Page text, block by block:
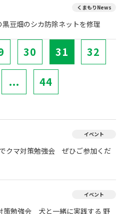
くまもりNews
豆畑のシカ防除ネットを修理
30 31 32
... 44
イベント
クマ対策勉強会 ぜひご参加くだ
イベント
策勉強会 犬と一緒に実践する 野